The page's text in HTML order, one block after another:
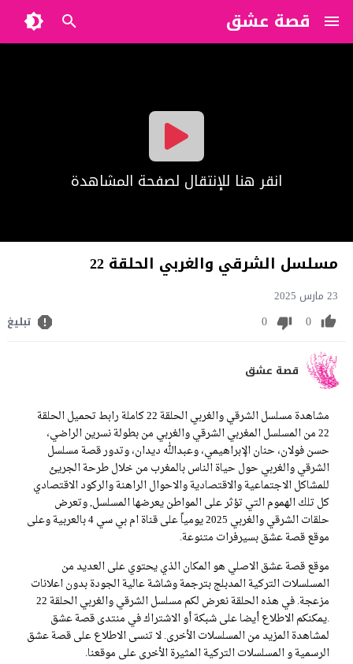
قصة عشق
?>
انقر هنا للإنتقال لصفحة المشاهدة
مسلسل الشرقي والغربي الحلقة 22
23 مارس 2025
0
0 تبليغ
قصة عشق
مشاهدة مسلسل الشرقي والغربي الحلقة 22 كاملة رابط تحميل الحلقة
22 من المسلسل المغربي الشرقي والغربي من بطولة نسرين الراضي،
حسن فولان، حنان الإبراهيمي، وعبدالله ديدان، وتدور قصة مسلسل
الشرقي والغربي حول حياة الناس بالمغرب من خلال طرحة الجريئ
للمشاكل الاجتماعية والاقتصادية والاحوال الراهنة والركود الاقتصادي
كل تلك الهموم التي تؤثر على المواطن يعرضها المسلسل, وتعرض
حلقات الشرقي والغربي 2025 يومياً على قناة ام بي سي 4 بالعربية وعلى
موقع قصة عشق بسيرفرات متنوعة.
موقع قصة عشق الاصلي هو المكان الذي يحتوي على العديد من
المسلسلات التركية المدبلج بترجمة وشاشة عالية الجودة بدون اعلانات
مزعجة. في هذه الحلقة نعرض لكم مسلسل الشرقي والغربي الحلقة 22
.يمكنكم الاطلاع أيضا على شبكة أو الاشتراك في منتدى قصة عشق
لمشاهدة المزيد من المسلسلات الأخرى. لا تنسى الاطلاع على قصة عشق
الرسمية و المسلسلات التركية المثيرة الأخرى على موقعنا.